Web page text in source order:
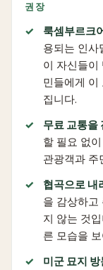
권장
룩셈부르크
용되는 인사
이 자신들이
민들에게 이
집니다.
무료 교통을
할 필요 없
관광객과 주
협곡으로 내
을 감상하고
지 않는 것
른 모습을
미군 묘지